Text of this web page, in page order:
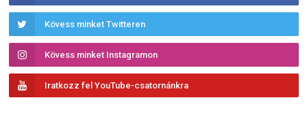
Kövess minket Twitteren
Kövess minket Instagramon
Iratkozz fel YouTube-csatornánkra